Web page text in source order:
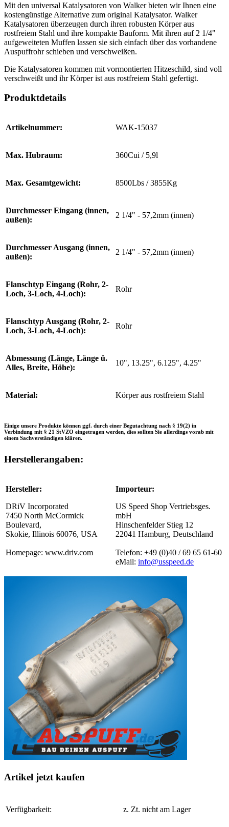
Mit den universal Katalysatoren von Walker bieten wir Ihnen eine
kostengünstige Alternative zum original Katalysator. Walker
Katalysatoren überzeugen durch ihren robusten Körper aus
rostfreiem Stahl und ihre kompakte Bauform. Mit ihren auf 2 1/4"
aufgeweiteten Muffen lassen sie sich einfach über das vorhandene
Auspuffrohr schieben und verschweißen.
Die Katalysatoren kommen mit vormontierten Hitzeschild, sind voll
verschweißt und ihr Körper ist aus rostfreiem Stahl gefertigt.
Produktdetails
Artikelnummer: WAK-15037
Max. Hubraum: 360Cui / 5,9l
Max. Gesamtgewicht: 8500Lbs / 3855Kg
Durchmesser Eingang (innen,
außen):
2 1/4" - 57,2mm (innen)
Durchmesser Ausgang (innen,
außen):
2 1/4" - 57,2mm (innen)
Flanschtyp Eingang (Rohr, 2-
Loch, 3-Loch, 4-Loch):
Rohr
Flanschtyp Ausgang (Rohr, 2-
Loch, 3-Loch, 4-Loch):
Rohr
Abmessung (Länge, Länge ü.
Alles, Breite, Höhe):
10", 13.25", 6.125", 4.25"
Material: Körper aus rostfreiem Stahl
Einige unsere Produkte können ggf. durch einer Begutachtung nach § 19(2) in
Verbindung mit § 21 StVZO eingetragen werden, dies sollten Sie allerdings vorab mit
einem Sachverständigen klären.
Herstellerangaben:
Hersteller:
DRiV Incorporated
7450 North McCormick
Boulevard,
Skokie, Illinois 60076, USA
Homepage: www.driv.com
Importeur:
US Speed Shop Vertriebsges.
mbH
Hinschenfelder Stieg 12
22041 Hamburg, Deutschland
Telefon: +49 (0)40 / 69 65 61-60
eMail: info@usspeed.de
Artikel jetzt kaufen
Verfügbarkeit: z. Zt. nicht am Lager